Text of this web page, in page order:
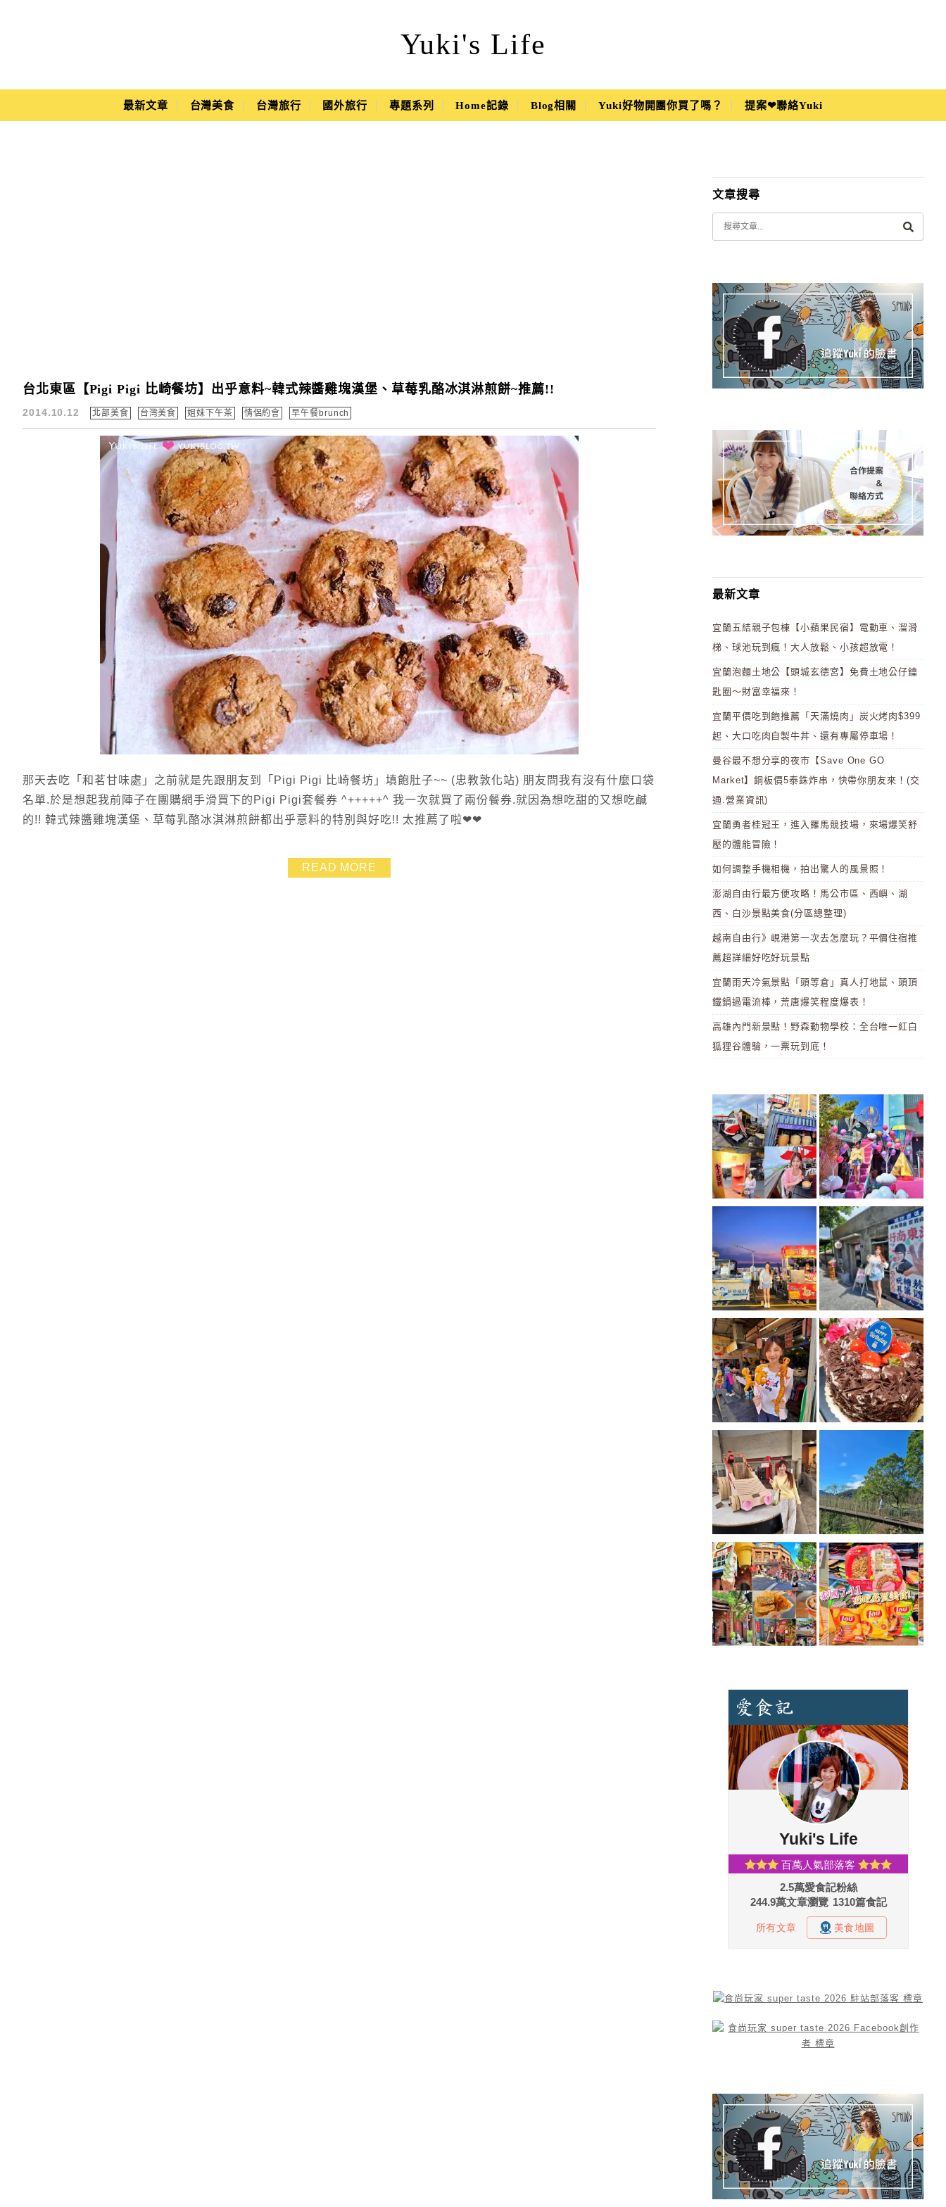
Yuki's Life
Yuki's Life
Main Menu
最新文章 台灣美食 台灣旅行 國外旅行 專題系列 Home記錄 Blog相關 Yuki好物開團你買了嗎？ 提案❤聯絡Yuki
台北東區【Pigi Pigi 比崎餐坊】出乎意料~韓式辣醬雞塊漢堡、草莓乳酪冰淇淋煎餅~推薦!!
2014.10.12 北部美食 台灣美食 姐妹下午茶 情侶約會 早午餐brunch
那天去吃「和茗甘味處」之前就是先跟朋友到「Pigi Pigi 比崎餐坊」填飽肚子~~ (忠教敦化站) 朋友問我有沒有什麼口袋
名單.於是想起我前陣子在團購網手滑買下的Pigi Pigi套餐券 ^+++++^ 我一次就買了兩份餐券.就因為想吃甜的又想吃鹹
的!! 韓式辣醬雞塊漢堡、草莓乳酪冰淇淋煎餅都出乎意料的特別與好吃!! 太推薦了啦❤❤
READ MORE
文章搜尋
最新文章
宜蘭五結親子包棟【小蘋果民宿】電動車、溜滑
梯、球池玩到瘋！大人放鬆、小孩超放電！
宜蘭泡麵土地公【頭城玄德宮】免費土地公仔鑰
匙圈～財富幸福來！
宜蘭平價吃到飽推薦「天滿燒肉」炭火烤肉$399
起、大口吃肉自製牛丼、還有專屬停車場！
曼谷最不想分享的夜市【Save One GO
Market】銅板價5泰銖炸串，快帶你朋友來！(交
通.營業資訊)
宜蘭勇者桂冠王，進入羅馬競技場，來場爆笑舒
壓的體能冒險！
如何調整手機相機，拍出驚人的風景照！
澎湖自由行最方便攻略！馬公市區、西嶼、湖
西、白沙景點美食(分區總整理)
越南自由行》峴港第一次去怎麼玩？平價住宿推
薦超詳細好吃好玩景點
宜蘭雨天冷氣景點「頭等倉」真人打地鼠、頭頂
鐵鍋過電流棒，荒唐爆笑程度爆表！
高雄內門新景點！野森動物學校：全台唯一紅白
狐狸谷體驗，一票玩到底！